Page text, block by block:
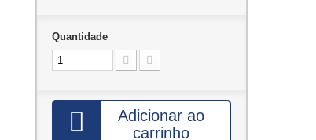
Quantidade
Adicionar ao
carrinho